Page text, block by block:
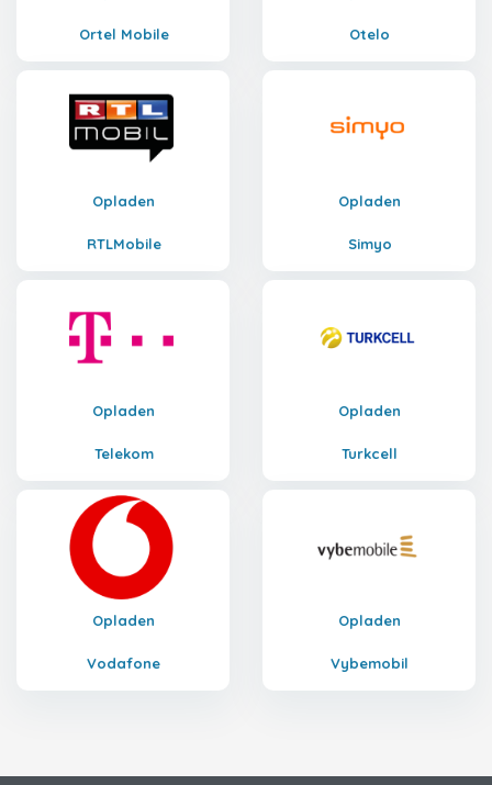
Ortel Mobile Otelo
Opladen
RTLMobile
Opladen
Simyo
Opladen
Telekom
Opladen
Turkcell
Opladen
Vodafone
Opladen
Vybemobil